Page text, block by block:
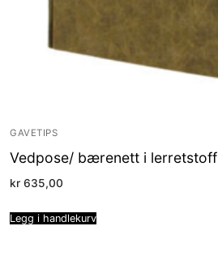
GAVETIPS
Vedpose/ bærenett i lerretstoff
kr 635,00
Legg i handlekurv